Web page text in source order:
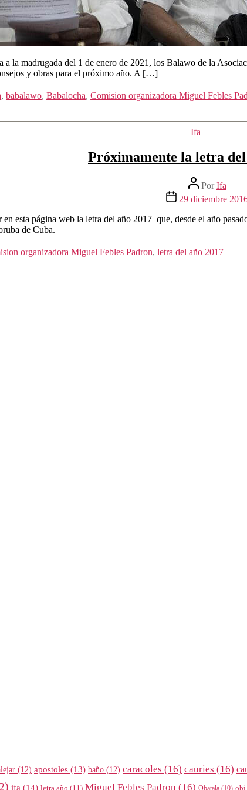
la madrugada del 1 de enero de 2021, los Balawo de la
y obras para el próximo año. A […]
, babalawo, Babalocha, Comision organizadora Miguel Febles
Categorías
Ifa
Próximamente la letra del
Autor
de
la
PorIfa
Fecha
la
29 diciembre
esta página web la letra del año 2017 que, desde el año
de Cuba.
organizadora Miguel Febles Padron, letra del año 2017
(12) apostoles (13) baño (12) caracoles (16) cauries (16)
ifa (14) letra año (11) Miguel Febles Padron (16) Obatala (10) obi